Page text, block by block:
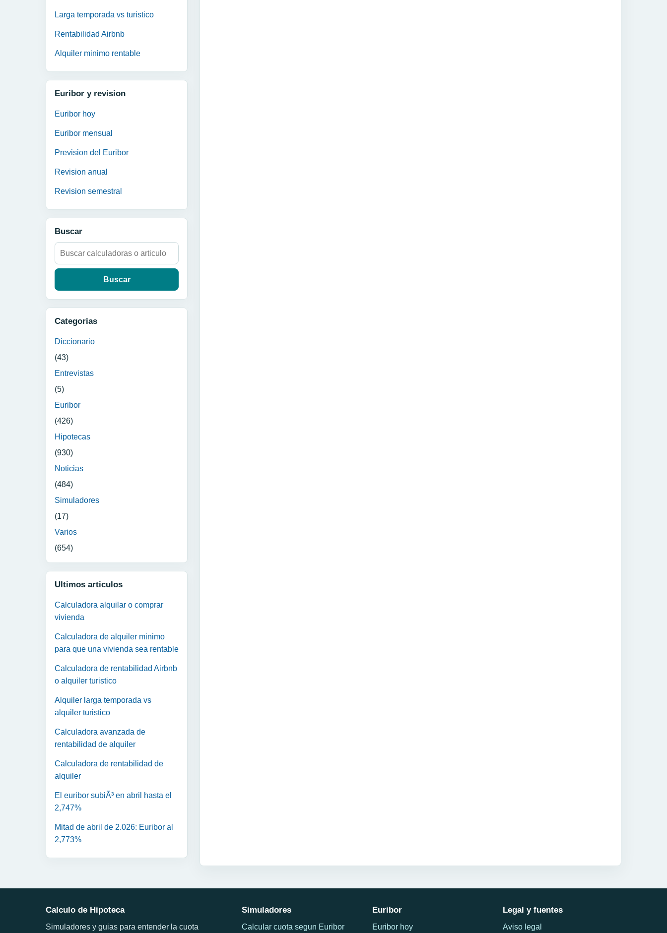
Larga temporada vs turistico
Rentabilidad Airbnb
Alquiler minimo rentable
Euribor y revision
Euribor hoy
Euribor mensual
Prevision del Euribor
Revision anual
Revision semestral
Buscar
Buscar:
Categorias
Diccionario
(43)
Entrevistas
(5)
Euribor
(426)
Hipotecas
(930)
Noticias
(484)
Simuladores
(17)
Varios
(654)
Ultimos articulos
Calculadora alquilar o comprar
vivienda
Calculadora de alquiler minimo
para que una vivienda sea rentable
Calculadora de rentabilidad Airbnb
o alquiler turistico
Alquiler larga temporada vs
alquiler turistico
Calculadora avanzada de
rentabilidad de alquiler
Calculadora de rentabilidad de
alquiler
El euribor subiÃ³ en abril hasta el
2,747%
Mitad de abril de 2.026: Euribor al
2,773%
Calculo de Hipoteca
Simuladores y guias para entender la cuota
Simuladores
Calcular cuota segun Euribor
Euribor
Euribor hoy
Legal y fuentes
Aviso legal